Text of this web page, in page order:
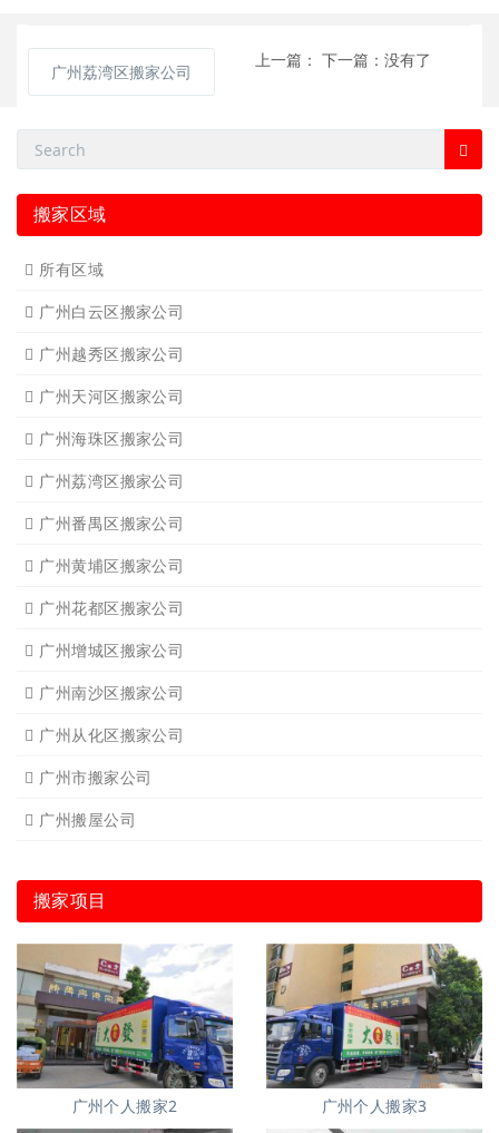
上一篇：
广州荔湾区搬家公司
下一篇：没有了
搬家区域
所有区域
广州白云区搬家公司
广州越秀区搬家公司
广州天河区搬家公司
广州海珠区搬家公司
广州荔湾区搬家公司
广州番禺区搬家公司
广州黄埔区搬家公司
广州花都区搬家公司
广州增城区搬家公司
广州南沙区搬家公司
广州从化区搬家公司
广州市搬家公司
广州搬屋公司
搬家项目
广州个人搬家2 广州个人搬家3